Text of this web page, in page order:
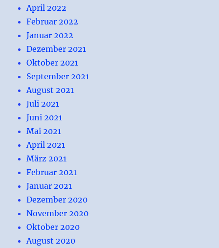
April 2022
Februar 2022
Januar 2022
Dezember 2021
Oktober 2021
September 2021
August 2021
Juli 2021
Juni 2021
Mai 2021
April 2021
März 2021
Februar 2021
Januar 2021
Dezember 2020
November 2020
Oktober 2020
August 2020